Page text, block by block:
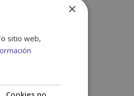
×
sitio web,